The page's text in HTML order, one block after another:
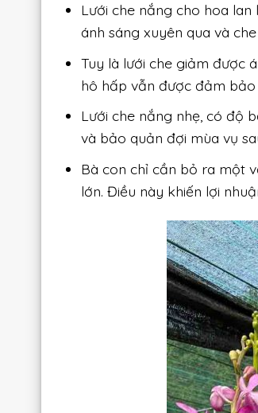
Lưới che nắng cho hoa
ánh sáng xuyên qua và
Tuy là lưới che giảm được
hô hấp vẫn được đảm
Lưới che nắng nhẹ, có độ
và bảo quản đợi mùa vụ
Bà con chỉ cần bỏ ra một
lớn. Điều này khiến lợi